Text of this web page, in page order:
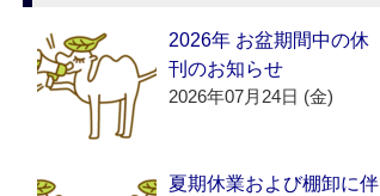
2026年 お盆期間中の休
刊のお知らせ
2026年07月24日 (金)
夏期休業および棚卸に伴